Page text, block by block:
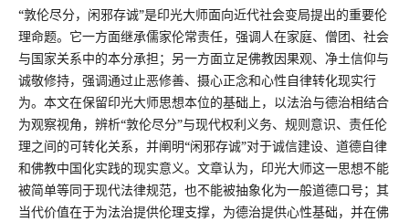
“敦伦尽分，闲邪存诚”是印光大师面向近代社会变局提出的重要伦
理命题。它一方面继承儒家伦常责任，强调人在家庭、僧团、社会
与国家关系中的本分承担；另一方面立足佛教因果观、净土信仰与
诚敬修持，强调通过止恶修善、摄心正念和心性自律转化现实行
为。本文在保留印光大师思想本位的基础上，以法治与德治相结合
为观察视角，辨析“敦伦尽分”与现代权利义务、规则意识、责任伦
理之间的可转化关系，并阐明“闲邪存诚”对于诚信建设、道德自律
和佛教中国化实践的现实意义。文章认为，印光大师这一思想不能
被简单等同于现代法律规范，也不能被抽象化为一般道德口号；其
当代价值在于为法治提供伦理支撑，为德治提供心性基础，并在佛